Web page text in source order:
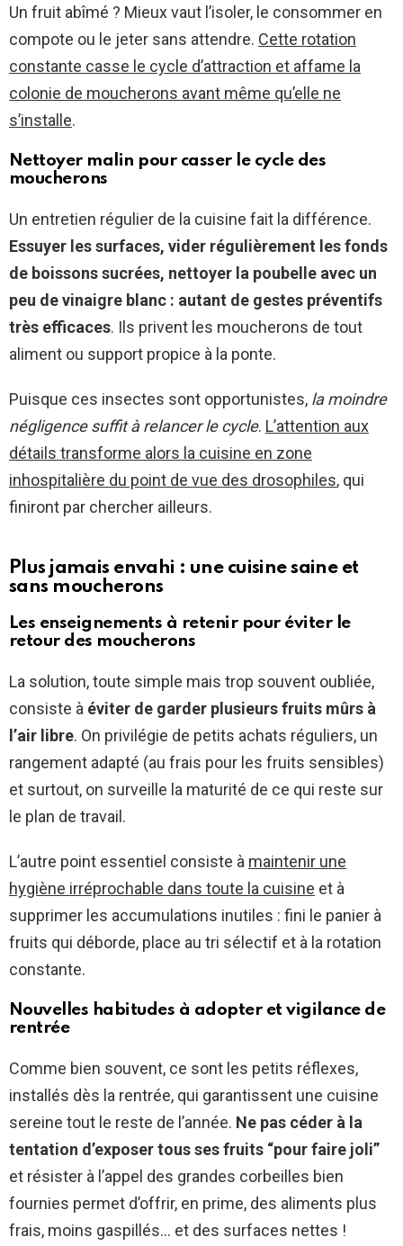
Un fruit abîmé ? Mieux vaut l’isoler, le consommer en
compote ou le jeter sans attendre. Cette rotation
constante casse le cycle d’attraction et affame la
colonie de moucherons avant même qu’elle ne
s’installe.
Nettoyer malin pour casser le cycle des
moucherons
Un entretien régulier de la cuisine fait la différence.
Essuyer les surfaces, vider régulièrement les fonds
de boissons sucrées, nettoyer la poubelle avec un
peu de vinaigre blanc : autant de gestes préventifs
très efficaces. Ils privent les moucherons de tout
aliment ou support propice à la ponte.
Puisque ces insectes sont opportunistes, la moindre
négligence suffit à relancer le cycle. L’attention aux
détails transforme alors la cuisine en zone
inhospitalière du point de vue des drosophiles, qui
finiront par chercher ailleurs.
Plus jamais envahi : une cuisine saine et
sans moucherons
Les enseignements à retenir pour éviter le
retour des moucherons
La solution, toute simple mais trop souvent oubliée,
consiste à éviter de garder plusieurs fruits mûrs à
l’air libre. On privilégie de petits achats réguliers, un
rangement adapté (au frais pour les fruits sensibles)
et surtout, on surveille la maturité de ce qui reste sur
le plan de travail.
L’autre point essentiel consiste à maintenir une
hygiène irréprochable dans toute la cuisine et à
supprimer les accumulations inutiles : fini le panier à
fruits qui déborde, place au tri sélectif et à la rotation
constante.
Nouvelles habitudes à adopter et vigilance de
rentrée
Comme bien souvent, ce sont les petits réflexes,
installés dès la rentrée, qui garantissent une cuisine
sereine tout le reste de l’année. Ne pas céder à la
tentation d’exposer tous ses fruits “pour faire joli”
et résister à l’appel des grandes corbeilles bien
fournies permet d’offrir, en prime, des aliments plus
frais, moins gaspillés… et des surfaces nettes !